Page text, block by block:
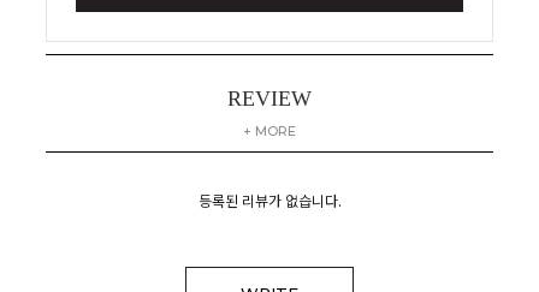
REVIEW
+ MORE
등록된 리뷰가 없습니다.